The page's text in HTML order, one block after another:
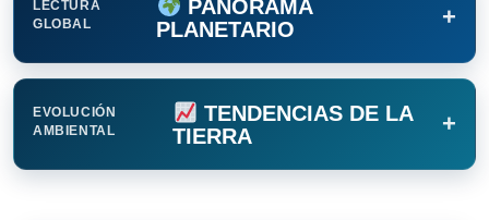
LECTURA
GLOBAL
PANORAMA
PLANETARIO
+
EVOLUCIÓN
AMBIENTAL
TENDENCIAS DE LA
TIERRA
+